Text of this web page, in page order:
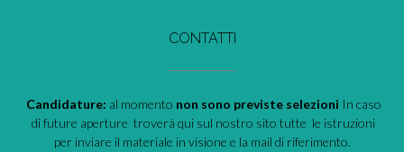
CONTATTI
Candidature: al momento non sono previste selezioni In caso
di future aperture troverà qui sul nostro sito tutte le istruzioni
per inviare il materiale in visione e la mail di riferimento.